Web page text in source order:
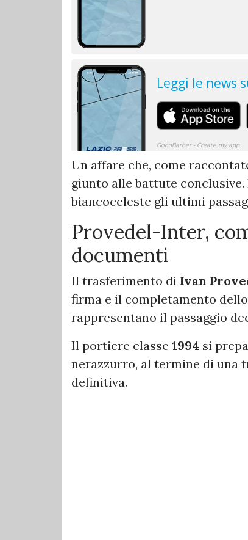
Un affare che, come
giunto alle battute
biancoceleste gli ultimi
Provedel-Inter,
documenti
Il trasferimento di Ivan
firma e il completamento
rappresentano il passaggio
Il portiere classe 1994 si
nerazzurro, al termine di una
definitiva.